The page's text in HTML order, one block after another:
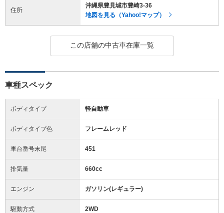
住所
沖縄県豊見城市豊崎3-36
地図を見る（Yahoo!マップ）
この店舗の中古車在庫一覧
車種スペック
ボディタイプ 軽自動車
ボディタイプ色 フレームレッド
車台番号末尾 451
排気量 660cc
エンジン ガソリン(レギュラー)
駆動方式 2WD